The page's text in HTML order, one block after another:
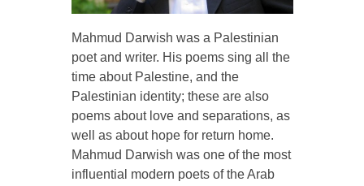
Mahmud Darwish was a Palestinian
poet and writer. His poems sing all the
time about Palestine, and the
Palestinian identity; these are also
poems about love and separations, as
well as about hope for return home.
Mahmud Darwish was one of the most
influential modern poets of the Arab